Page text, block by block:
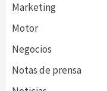
Marketing
Motor
Negocios
Notas de prensa